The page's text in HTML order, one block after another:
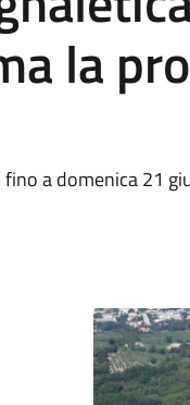
la
a domenica 21